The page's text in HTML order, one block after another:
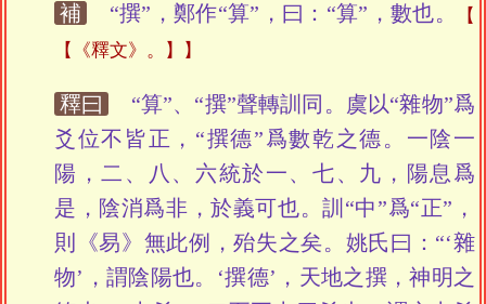
補 “撰”，鄭作“算”，曰：“算”，數也。
【《釋文》。】
釋曰
“算”、“撰”聲轉訓同。虞以“雜物”爲
爻位不皆正，“撰德”爲數乾之德。一陰一
陽，二、八、六統於一、七、九，陽息爲
是，陰消爲非，於義可也。訓“中”爲“正”，
則《易》無此例，殆失之矣。姚氏曰：“‘雜
物’，謂陰陽也。‘撰德’，天地之撰，神明之